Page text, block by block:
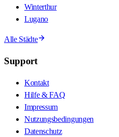
Winterthur
Lugano
Alle Städte
Support
Kontakt
Hilfe & FAQ
Impressum
Nutzungsbedingungen
Datenschutz